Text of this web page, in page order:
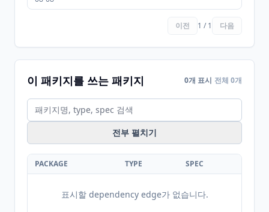
이전 1 / 1 다음
이 패키지를 쓰는 패키지 0개 표시 전체 0개
전부 펼치기
PACKAGE TYPE SPEC
표시할 dependency edge가 없습니다.